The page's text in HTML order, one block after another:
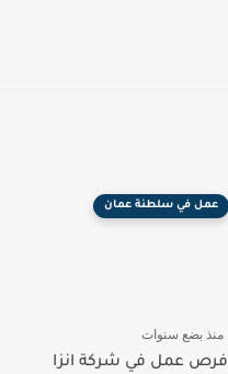
عمل في سلطنة عمان
منذ بضع سنوات
7 فرص عمل في شركة انزا